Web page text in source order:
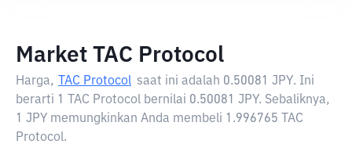
Market TAC Protocol
Harga, TAC Protocol saat ini adalah 0.50081 JPY. Ini
berarti 1 TAC Protocol bernilai 0.50081 JPY. Sebaliknya,
1 JPY memungkinkan Anda membeli 1.996765 TAC
Protocol.